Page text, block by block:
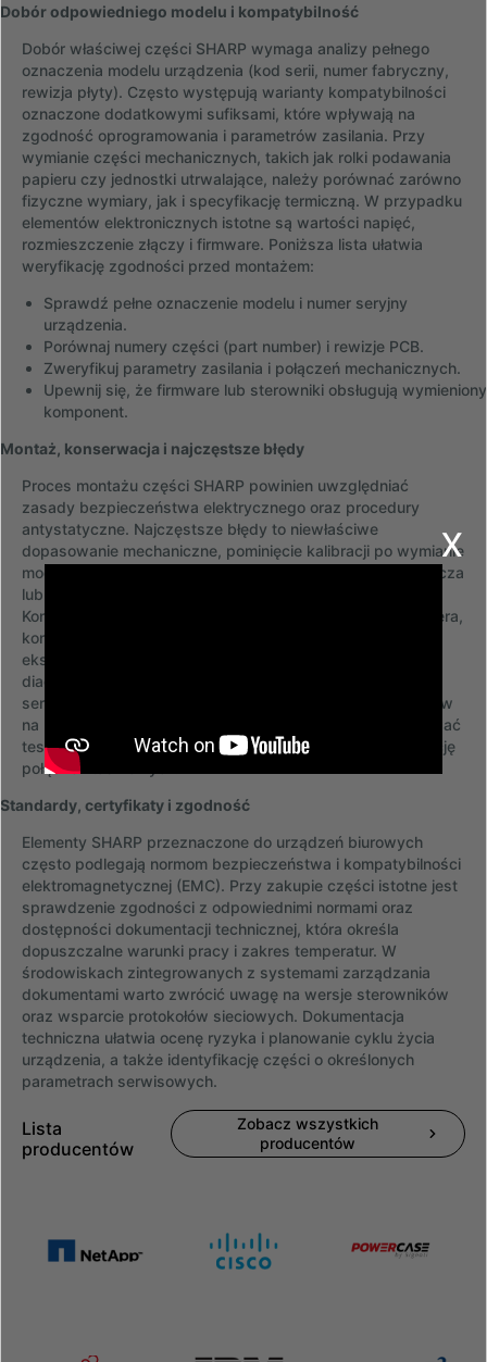
Dobór odpowiedniego modelu i kompatybilność
Dobór właściwej części SHARP wymaga analizy pełnego
oznaczenia modelu urządzenia (kod serii, numer fabryczny,
rewizja płyty). Często występują warianty kompatybilności
oznaczone dodatkowymi sufiksami, które wpływają na
zgodność oprogramowania i parametrów zasilania. Przy
wymianie części mechanicznych, takich jak rolki podawania
papieru czy jednostki utrwalające, należy porównać zarówno
fizyczne wymiary, jak i specyfikację termiczną. W przypadku
elementów elektronicznych istotne są wartości napięć,
rozmieszczenie złączy i firmware. Poniższa lista ułatwia
weryfikację zgodności przed montażem:
Sprawdź pełne oznaczenie modelu i numer seryjny
urządzenia.
Porównaj numery części (part number) i rewizje PCB.
Zweryfikuj parametry zasilania i połączeń mechanicznych.
Upewnij się, że firmware lub sterowniki obsługują wymieniony
komponent.
Montaż, konserwacja i najczęstsze błędy
Proces montażu części SHARP powinien uwzględniać
zasady bezpieczeństwa elektrycznego oraz procedury
antystatyczne. Najczęstsze błędy to niewłaściwe
dopasowanie mechaniczne, pominięcie kalibracji po wymianie
modułu skanującego oraz użycie nieodpowiedniego zasilacza
lub kabli, co może prowadzić do awarii elektroniki.
Konserwacja obejmuje regularne czyszczenie optyki skanera,
kontrolę rolek podawania i wymianę elementów
eksploatacyjnych zgodnie z licznikiem wydruku. Przy
diagnozie problemów warto wykorzystać dokumentację
serwisową i listy części oraz sprawdzić komunikaty błędów
na panelu urządzenia. Czynności kontrolne mogą obejmować
testy mechaniki, pomiary napięć na płytach oraz weryfikację
połączeń taśmowych.
Standardy, certyfikaty i zgodność
Elementy SHARP przeznaczone do urządzeń biurowych
często podlegają normom bezpieczeństwa i kompatybilności
elektromagnetycznej (EMC). Przy zakupie części istotne jest
sprawdzenie zgodności z odpowiednimi normami oraz
dostępności dokumentacji technicznej, która określa
dopuszczalne warunki pracy i zakres temperatur. W
środowiskach zintegrowanych z systemami zarządzania
dokumentami warto zwrócić uwagę na wersje sterowników
oraz wsparcie protokołów sieciowych. Dokumentacja
techniczna ułatwia ocenę ryzyka i planowanie cyklu życia
urządzenia, a także identyfikację części o określonych
parametrach serwisowych.
Lista
producentów
Zobacz wszystkich
producentów
x